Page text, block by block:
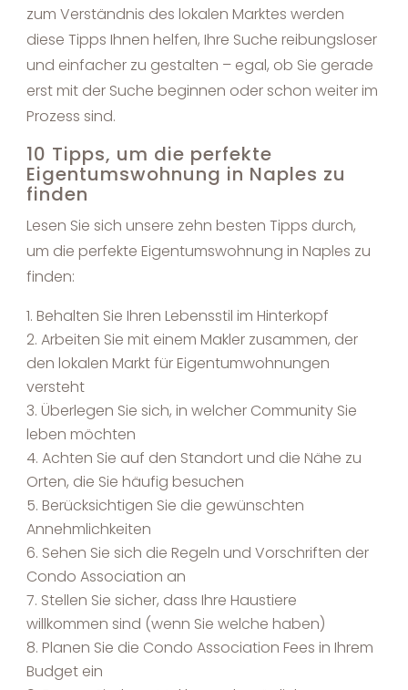
zum Verständnis des lokalen Marktes werden
diese Tipps Ihnen helfen, Ihre Suche reibungsloser
und einfacher zu gestalten – egal, ob Sie gerade
erst mit der Suche beginnen oder schon weiter im
Prozess sind.
10 Tipps, um die perfekte
Eigentumswohnung in Naples zu
finden
Lesen Sie sich unsere zehn besten Tipps durch,
um die perfekte Eigentumswohnung in Naples zu
finden:
Behalten Sie Ihren Lebensstil im Hinterkopf
Arbeiten Sie mit einem Makler zusammen, der
den lokalen Markt für Eigentumwohnungen
versteht
Überlegen Sie sich, in welcher Community Sie
leben möchten
Achten Sie auf den Standort und die Nähe zu
Orten, die Sie häufig besuchen
Berücksichtigen Sie die gewünschten
Annehmlichkeiten
Sehen Sie sich die Regeln und Vorschriften der
Condo Association an
Stellen Sie sicher, dass Ihre Haustiere
willkommen sind (wenn Sie welche haben)
Planen Sie die Condo Association Fees in Ihrem
Budget ein